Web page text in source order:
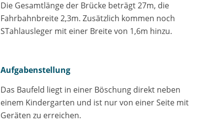
Die Gesamtlänge der Brücke beträgt 27m, die
Fahrbahnbreite 2,3m. Zusätzlich kommen noch
STahlausleger mit einer Breite von 1,6m hinzu.
Aufgabenstellung
Das Baufeld liegt in einer Böschung direkt neben
einem Kindergarten und ist nur von einer Seite mit
Geräten zu erreichen.